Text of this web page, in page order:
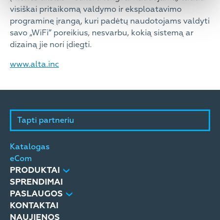
visiškai pritaikomą valdymo ir eksploatavimo
programinę įrangą, kuri padėtų naudotojams valdyti
savo „WiFi” poreikius, nesvarbu, kokią sistemą ar
dizainą jie nori įdiegti.
www.alta.inc
Tapti partneriu
Katalogas
eCom
PRODUKTAI
SPRENDIMAI
PASLAUGOS
KONTAKTAI
NAUJIENOS